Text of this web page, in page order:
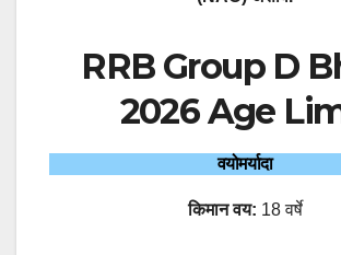
RRB Group D
2026 Age
वयोमर्यादा
किमान वय: 18 वर्षे